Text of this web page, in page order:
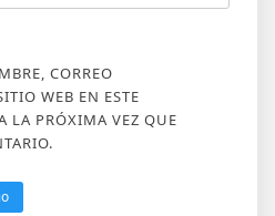
CORREO
WEB EN ESTE
LA PRÓXIMA VEZ QUE